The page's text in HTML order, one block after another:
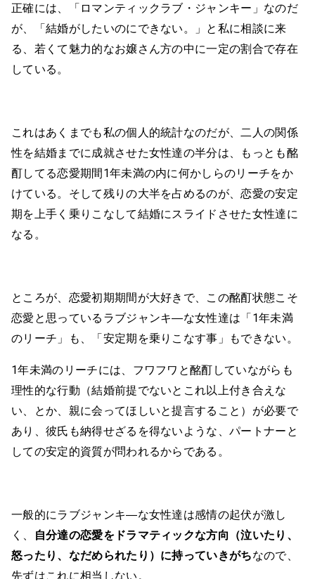
正確には、「ロマンティックラブ・ジャンキー」なのだ
が、「結婚がしたいのにできない。」と私に相談に来
る、若くて魅力的なお嬢さん方の中に一定の割合で存在
している。
これはあくまでも私の個人的統計なのだが、二人の関係
性を結婚までに成就させた女性達の半分は、もっとも酩
酊してる恋愛期間1年未満の内に何かしらのリーチをか
けている。そして残りの大半を占めるのが、恋愛の安定
期を上手く乗りこなして結婚にスライドさせた女性達に
なる。
ところが、恋愛初期期間が大好きで、この酩酊状態こそ
恋愛と思っているラブジャンキ―な女性達は「1年未満
のリーチ」も、「安定期を乗りこなす事」もできない。
1年未満のリーチには、フワフワと酩酊していながらも
理性的な行動（結婚前提でないとこれ以上付き合えな
い、とか、親に会ってほしいと提言すること）が必要で
あり、彼氏も納得せざるを得ないような、パートナーと
しての安定的資質が問われるからである。
一般的にラブジャンキ―な女性達は感情の起伏が激し
く、
自分達の恋愛をドラマティックな方向（泣いたり、
怒ったり、なだめられたり）に持っていきがちなので、
先ずはこれに相当しない。